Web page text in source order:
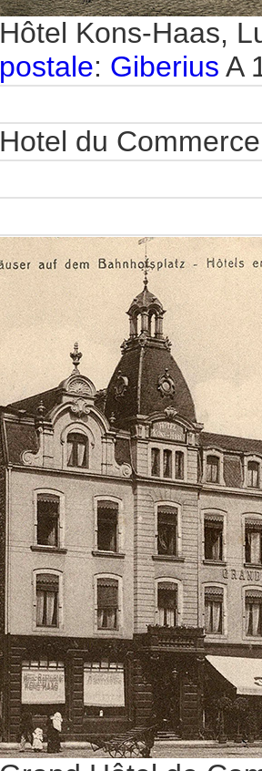
Hôtel Kons-Haas,
postale: Giberius A
Hotel du